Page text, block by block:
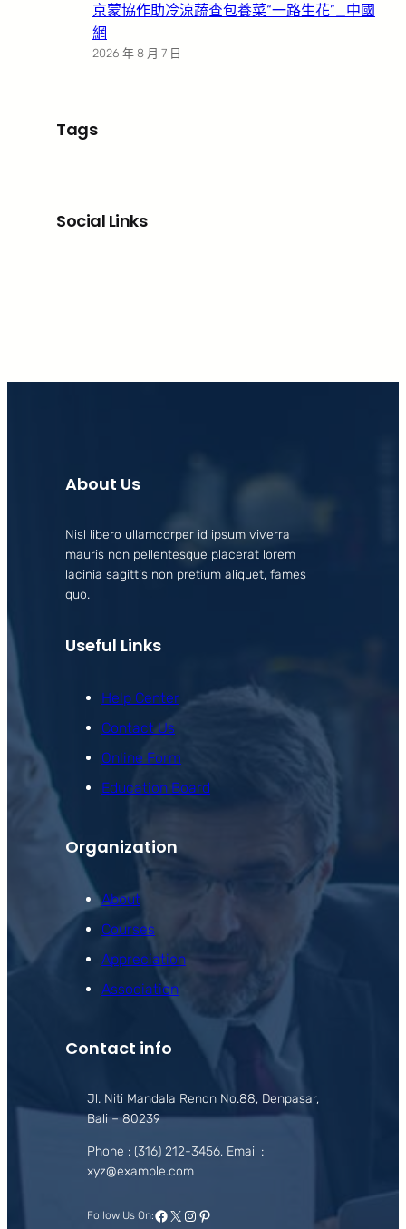
京蒙協作助冷涼蔬查包養菜“一路生花”_中國
網
2026 年 8 月 7 日
Tags
Social Links
About Us
Nisl libero ullamcorper id ipsum viverra
mauris non pellentesque placerat lorem
lacinia sagittis non pretium aliquet, fames
quo.
Useful Links
Help Center
Contact Us
Online Form
Education Board
Organization
About
Courses
Appreciation
Association
Contact info
Jl. Niti Mandala Renon No.88, Denpasar,
Bali – 80239
Phone : (316) 212-3456, Email :
xyz@example.com
Follow Us On:Facebook
X Instagram
Pinterest